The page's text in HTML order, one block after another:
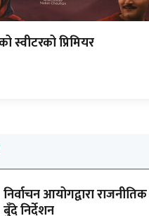
स्वीटरको प्रिमियर
निर्वाचन आयोगद्वारा
बुँदे निर्देशन